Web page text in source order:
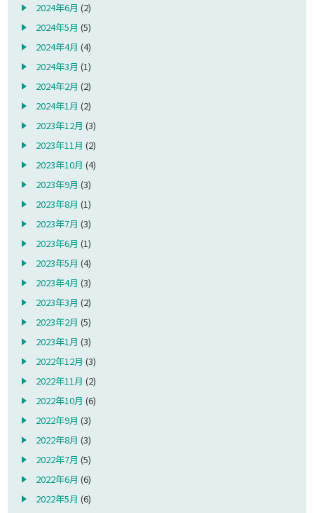
2024年6月 (2)
2024年5月 (5)
2024年4月 (4)
2024年3月 (1)
2024年2月 (2)
2024年1月 (2)
2023年12月 (3)
2023年11月 (2)
2023年10月 (4)
2023年9月 (3)
2023年8月 (1)
2023年7月 (3)
2023年6月 (1)
2023年5月 (4)
2023年4月 (3)
2023年3月 (2)
2023年2月 (5)
2023年1月 (3)
2022年12月 (3)
2022年11月 (2)
2022年10月 (6)
2022年9月 (3)
2022年8月 (3)
2022年7月 (5)
2022年6月 (6)
2022年5月 (6)